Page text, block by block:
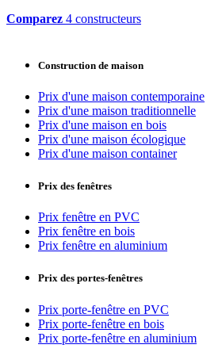
Comparez 4 constructeurs
Construction de maison
Prix d'une maison contemporaine
Prix d'une maison traditionnelle
Prix d'une maison en bois
Prix d'une maison écologique
Prix d'une maison container
Prix des fenêtres
Prix fenêtre en PVC
Prix fenêtre en bois
Prix fenêtre en aluminium
Prix des portes-fenêtres
Prix porte-fenêtre en PVC
Prix porte-fenêtre en bois
Prix porte-fenêtre en aluminium